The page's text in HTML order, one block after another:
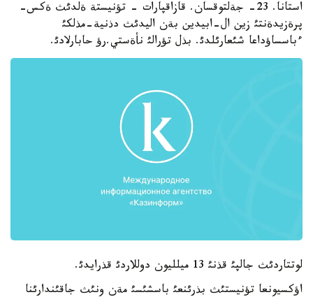
استانا. 23- جةلتوقسان. قازاقپارات - تؤنيستة ةلدئث ةكس-
پرةزيدةنتئ زين ال-ابيدين بةن اليدئث دذنية-مذلكئ
ءباسساؤداعا شئعارئلدئ. بذل تؤرالئ نأةستي.رؤ حابارلادئ.
لوتتاردئث جالپئ قذنئ 13 ميلليون دوللاردئ قذرايدئ.
اؤكسيونعا تؤنيستئث بذرئنعئ باسشئسئ مةن ونئث جاقئندارئنا